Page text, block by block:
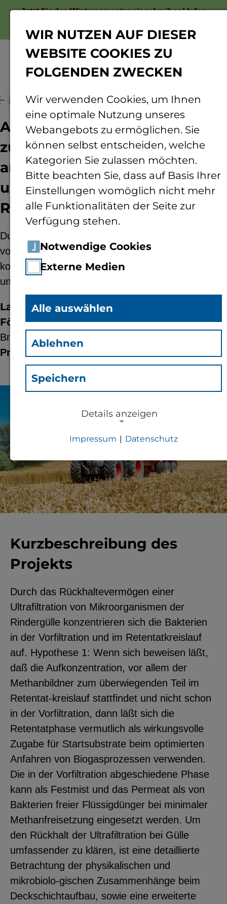
Jetzt für das Wintersemester einschreiben!Infos
Ultrafiltration zur Gewinnung von Methan
Anwendung der Ultrafiltration
zur Gewinnung von Methan
angereicherten Substraten
und Flüssigdünger aus
Rindergülle und -jauche
Durch das Rückhaltevermögen einer Ultrafiltration
von Mikroorganismen der Rindergülle
konzentrieren sich die Bakterien in der Vorfiltration
und im Retentatkreislauf auf.
Laufzeit: 11.2011 - 12.2013
Förderer:
Brandenburgische Technische Universität Cottbus,
Projektmittel:
© Adobe Stock
Kurzbeschreibung des
Projekts
Durch das Rückhaltevermögen einer
Ultrafiltration von Mikroorganismen der
Rindergülle konzentrieren sich die Bakterien
in der Vorfiltration und im Retentatkreislauf
auf. Hypothese 1: Wenn sich beweisen läßt,
daß die Aufkonzentration, vor allem der
Methanbildner zum überwiegenden Teil im
Retentat-kreislauf stattfindet und nicht schon
in der Vorfiltration, dann läßt sich die
Retentatphase vermutlich als wirkungsvolle
Zugabe für Startsubstrate beim optimierten
Anfahren von Biogasprozessen verwenden.
Die in der Vorfiltration abgeschiedene Phase
kann als Festmist und das Permeat als von
Bakterien freier Flüssigdünger bei minimaler
Methanfreisetzung eingesetzt werden. Um
den Rückhalt der Ultrafiltration bei Gülle
umfassender zu klären, ist eine detaillierte
Betrachtung der physikalischen und
mikrobiolo-gischen Zusammenhänge beim
Deckschichtaufbau, sowie eine erweiterte
WIR NUTZEN AUF DIESER
WEBSITE COOKIES ZU
FOLGENDEN ZWECKEN
Wir verwenden Cookies, um Ihnen
eine optimale Nutzung unseres
Webangebots zu ermöglichen. Sie
können selbst entscheiden, welche
Kategorien Sie zulassen möchten.
Bitte beachten Sie, dass auf Basis Ihrer
Einstellungen womöglich nicht mehr
alle Funktionalitäten der Seite zur
Verfügung stehen.
Notwendige Cookies
Externe Medien
Alle auswählen
Ablehnen
Speichern
Details anzeigen
Notwendige Cookies zur Session-
Verwaltung und für die generelle
Funktionalität der Seite (immer
notwendig).
EXTERNE MEDIEN
Seitenspezifische Erfassung von
Benutzerdaten durch
Drittanbieter, bspw. über das
Einbinden externer Videos,
Standortdaten oder
Stellenanzeigen.
YouTube
ChatBot
Impressum | Datenschutz